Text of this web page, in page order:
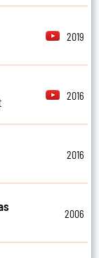
2019
2016
2016
2006